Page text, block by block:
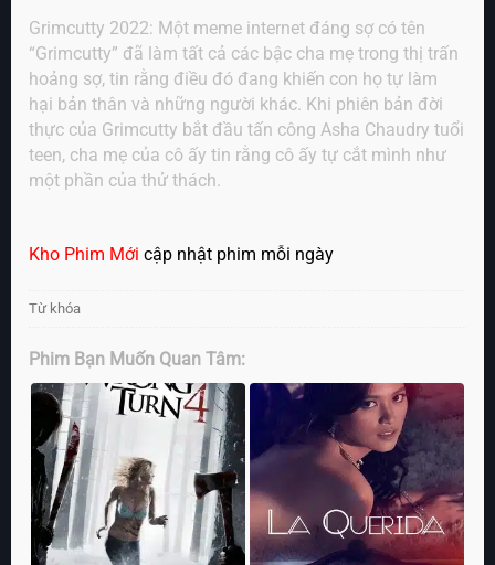
Grimcutty 2022: Một meme internet đáng sợ có tên
“Grimcutty” đã làm tất cả các bậc cha mẹ trong thị trấn
hoảng sợ, tin rằng điều đó đang khiến con họ tự làm
hại bản thân và những người khác. Khi phiên bản đời
thực của Grimcutty bắt đầu tấn công Asha Chaudry tuổi
teen, cha mẹ của cô ấy tin rằng cô ấy tự cắt mình như
một phần của thử thách.
Kho Phim Mới cập nhật phim mỗi ngày
Từ khóa
Phim Bạn Muốn Quan Tâm: